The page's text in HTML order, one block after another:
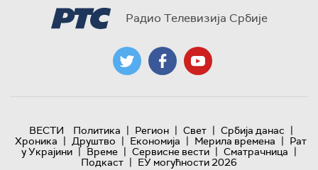
Радио Телевизија Србије
ВЕСТИ Политика | Регион | Свет | Србија данас |
Хроника | Друштво | Економија | Мерила времена | Рат
у Украјини | Време | Сервисне вести | Сматрачница |
Подкаст | ЕУ могућности 2026